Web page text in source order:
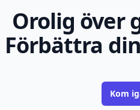
Orolig över
Förbättra
Kom